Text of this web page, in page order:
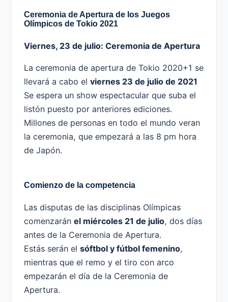
Ceremonia de Apertura de los Juegos
Olímpicos de Tokio 2021
Viernes, 23 de julio: Ceremonia de Apertura
La ceremonia de apertura de Tokio 2020+1 se
llevará a cabo el viernes 23 de julio de 2021
Se espera un show espectacular que suba el
listón puesto por anteriores ediciones.
Millones de personas en todo el mundo veran
la ceremonia, que empezará a las 8 pm hora
de Japón.
Comienzo de la competencia
Las disputas de las disciplinas Olímpicas
comenzarán el miércoles 21 de julio, dos días
antes de la Ceremonia de Apertura.
Estás serán el sóftbol y fútbol femenino,
mientras que el remo y el tiro con arco
empezarán el día de la Ceremonia de
Apertura.